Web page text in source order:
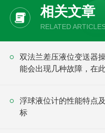
相关文章
RELATED
双法兰差压液位变送器
能会出现几种故障，在
浮球液位计的性能特点
标